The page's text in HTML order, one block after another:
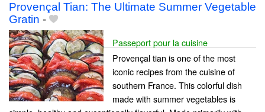
Provençal Tian: The Ultimate Summer Vegetable
Gratin -
Passeport pour la cuisine
Provençal tian is one of the most
iconic recipes from the cuisine of
southern France. This colorful dish
made with summer vegetables is